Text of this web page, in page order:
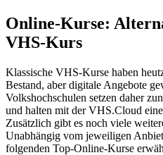
Online-Kurse:
VHS-Kurs
Klassische VHS-Kurse haben
Bestand, aber digitale Angebote
Volkshochschulen setzen daher
und halten mit der VHS.Cloud
Zusätzlich gibt es noch viele
Unabhängig vom jeweiligen
folgenden Top-Online-Kurse